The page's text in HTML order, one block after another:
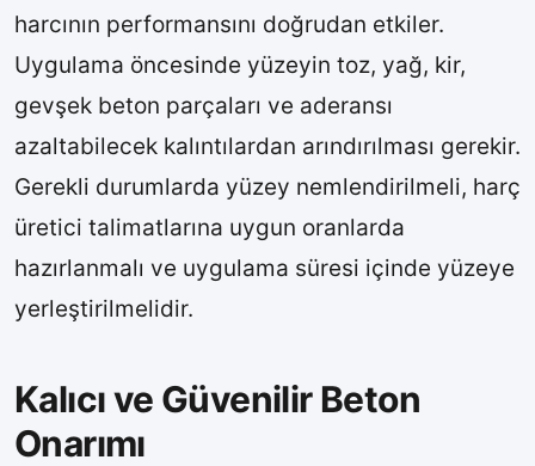
harcının performansını doğrudan etkiler.
Uygulama öncesinde yüzeyin toz, yağ, kir,
gevşek beton parçaları ve aderansı
azaltabilecek kalıntılardan arındırılması gerekir.
Gerekli durumlarda yüzey nemlendirilmeli, harç
üretici talimatlarına uygun oranlarda
hazırlanmalı ve uygulama süresi içinde yüzeye
yerleştirilmelidir.
Kalıcı ve Güvenilir Beton
Onarımı